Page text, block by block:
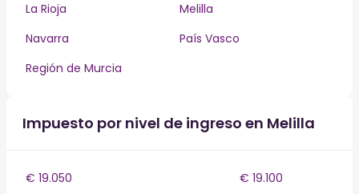
La Rioja
Melilla
Navarra
País Vasco
Región de Murcia
Impuesto por nivel de ingreso en Melilla
€ 19.050
€ 19.100